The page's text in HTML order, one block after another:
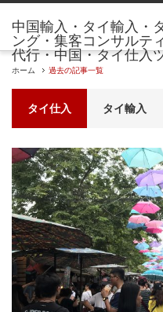
ホーム 過去の記事一覧
タイ仕入 タイ輸入